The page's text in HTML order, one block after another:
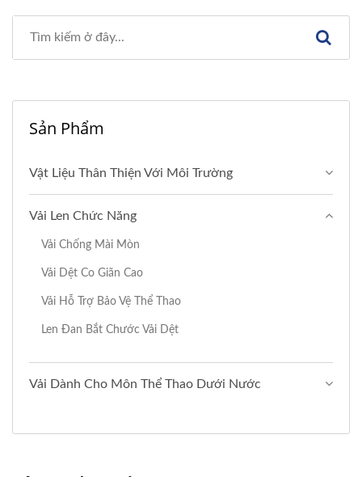
Sản Phẩm
Vật Liệu Thân Thiện Với Môi Trường
Vải Len Chức Năng
Vải Chống Mài Mòn
Vải Dệt Co Giãn Cao
Vải Hỗ Trợ Bảo Vệ Thể Thao
Len Đan Bắt Chước Vải Dệt
Vải Dành Cho Môn Thể Thao Dưới Nước